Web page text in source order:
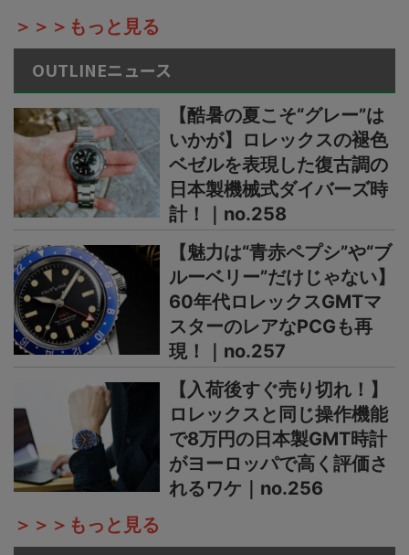
＞＞＞もっと見る
OUTLINEニュース
【酷暑の夏こそ“グレー”は
いかが】ロレックスの褪色
ベゼルを表現した復古調の
日本製機械式ダイバーズ時
計！｜no.258
【魅力は“青赤ペプシ”や“ブ
ルーベリー”だけじゃない】
60年代ロレックスGMTマ
スターのレアなPCGも再
現！｜no.257
【入荷後すぐ売り切れ！】
ロレックスと同じ操作機能
で8万円の日本製GMT時計
がヨーロッパで高く評価さ
れるワケ｜no.256
＞＞＞もっと見る